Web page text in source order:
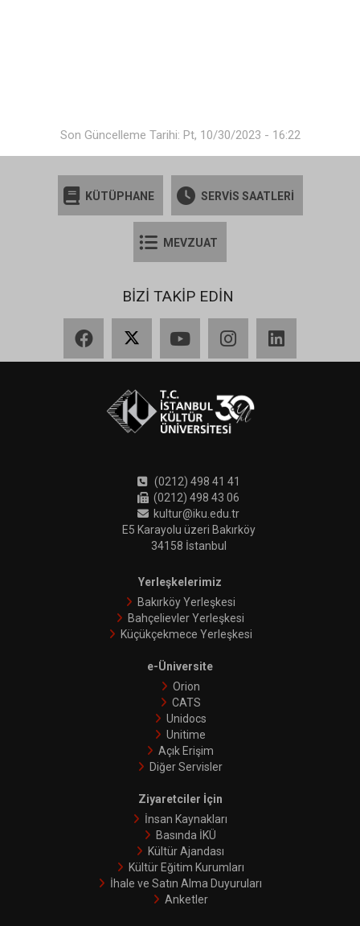
Son Güncelleme Tarihi: Pt, 10/30/2023 - 16:22
KÜTÜPHANE SERVİS SAATLERİ
MEVZUAT
BİZİ TAKİP EDİN
(0212) 498 41 41
(0212) 498 43 06
kultur@iku.edu.tr
E5 Karayolu üzeri Bakırköy
34158 İstanbul
Yerleşkelerimiz
Bakırköy Yerleşkesi
Bahçelievler Yerleşkesi
Küçükçekmece Yerleşkesi
e-Üniversite
Orion
CATS
Unidocs
Unitime
Açık Erişim
Diğer Servisler
Ziyaretciler İçin
İnsan Kaynakları
Basında İKÜ
Kültür Ajandası
Kültür Eğitim Kurumları
İhale ve Satın Alma Duyuruları
Anketler